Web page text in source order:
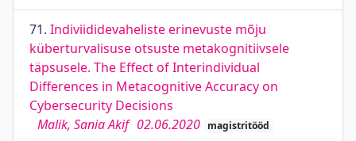
71. Indiviididevaheliste erinevuste mõju
küberturvalisuse otsuste metakognitiivsele
täpsusele. The Effect of Interindividual
Differences in Metacognitive Accuracy on
Cybersecurity Decisions
Malik, Sania Akif 02.06.2020 magistritööd